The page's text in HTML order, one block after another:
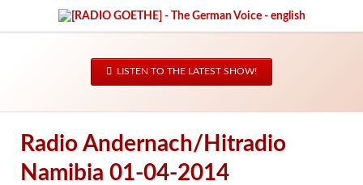
LISTEN TO THE LATEST SHOW!
Radio Andernach/Hitradio
Namibia 01-04-2014